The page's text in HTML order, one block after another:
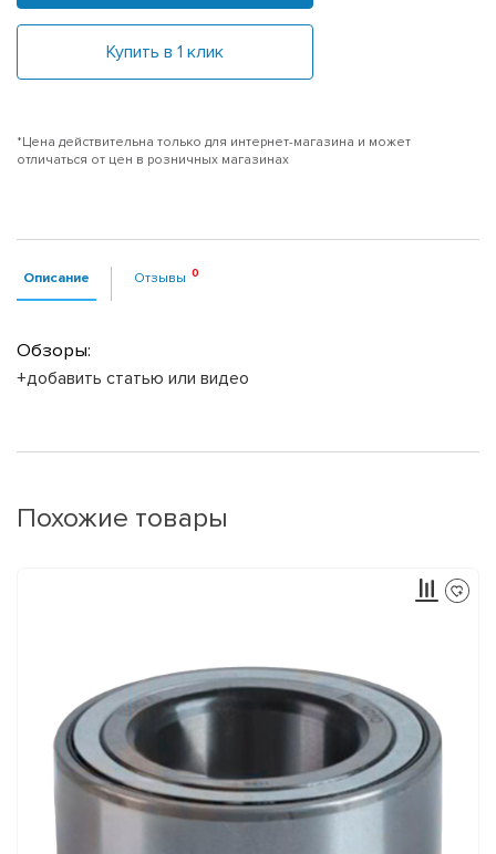
Купить в 1 клик
*Цена действительна только для интернет-магазина и может
отличаться от цен в розничных магазинах
Описание Отзывы
Обзоры:
+добавить статью или видео
Похожие товары